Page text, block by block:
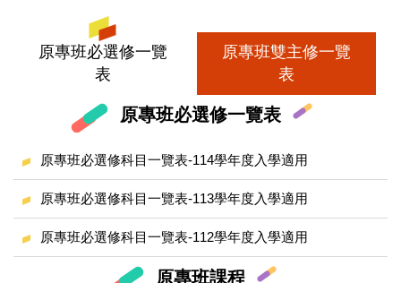
原專班必選修一覽
表
原專班雙主修一覽
表
原專班必選修一覽表
原專班必選修科目一覽表-114學年度入學適用
原專班必選修科目一覽表-113學年度入學適用
原專班必選修科目一覽表-112學年度入學適用
原專班課程